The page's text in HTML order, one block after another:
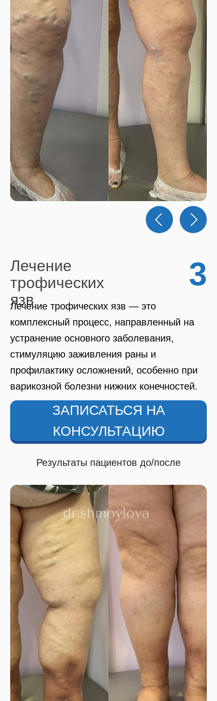
ВЫБЕРИТЕ ВАШИ
СИМПТОМЫ И Я ПОКАЖУ
КАК БУДУ ВАС ЛЕЧИТЬ
Смотреть видео:
У меня есть выпирающие
вены
Смотреть видео:
У меня есть трофические
язвы
Выберите симптом, который беспокоит
именно вас. Я подробно объясню, что
происходит с вашими венами и
расскажу какой подходящий метод
лечения варикоза даст вам лучший
результат. Записаться к флебологу на
ВАЖНО ЗНАТЬ
Лечение варикозной болезни:
современные методы лечения
Читать статью